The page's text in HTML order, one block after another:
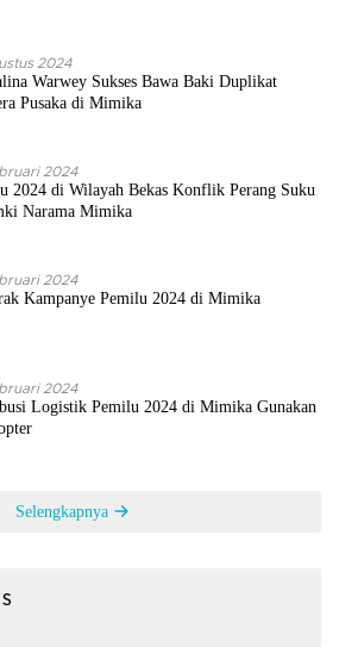
2024
Warwey Sukses Bawa Baki Duplikat
Pusaka di Mimika
2024
2024 di Wilayah Bekas Konflik Perang Suku
Narama Mimika
2024
Kampanye Pemilu 2024 di Mimika
2024
Logistik Pemilu 2024 di Mimika Gunakan
Selengkapnya